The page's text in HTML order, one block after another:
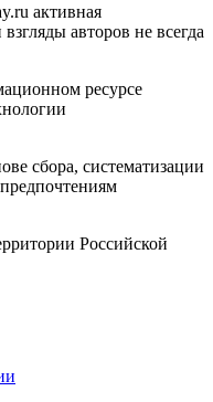
активная
авторов не всегда
ресурсе
сбора, систематизации
Российской